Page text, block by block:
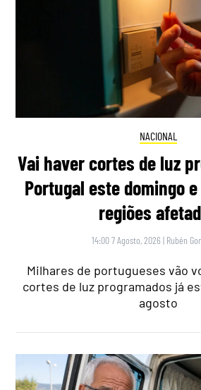
NACIONAL
Vai haver cortes de luz
Portugal este domingo
regiões
14:00 7 Agosto, 2026 | Rubén
Milhares de portugueses vão
cortes de luz programados já
agosto